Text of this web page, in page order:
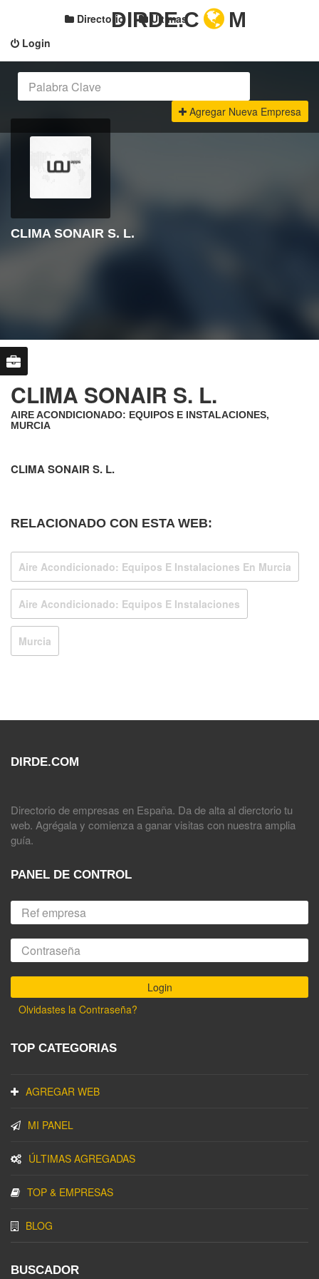
Login
Directorio Últimas
DIRDE.C M
Agregar Nueva Empresa
CLIMA SONAIR S. L.
CLIMA SONAIR S. L.
AIRE ACONDICIONADO: EQUIPOS E INSTALACIONES,
MURCIA
CLIMA SONAIR S. L.
RELACIONADO CON ESTA WEB:
Aire Acondicionado: Equipos E Instalaciones En Murcia
Aire Acondicionado: Equipos E Instalaciones
Murcia
DIRDE.COM
Directorio de empresas en España. Da de alta al dierctorio tu
web. Agrégala y comienza a ganar visitas con nuestra amplia
guía.
PANEL DE CONTROL
Olvidastes la Contraseña?
TOP CATEGORIAS
AGREGAR WEB
MI PANEL
ÚLTIMAS AGREGADAS
TOP & EMPRESAS
BLOG
BUSCADOR